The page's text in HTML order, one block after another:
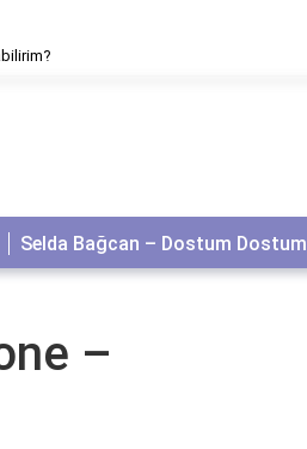
Selda Bağcan – Dostum Dostum
–